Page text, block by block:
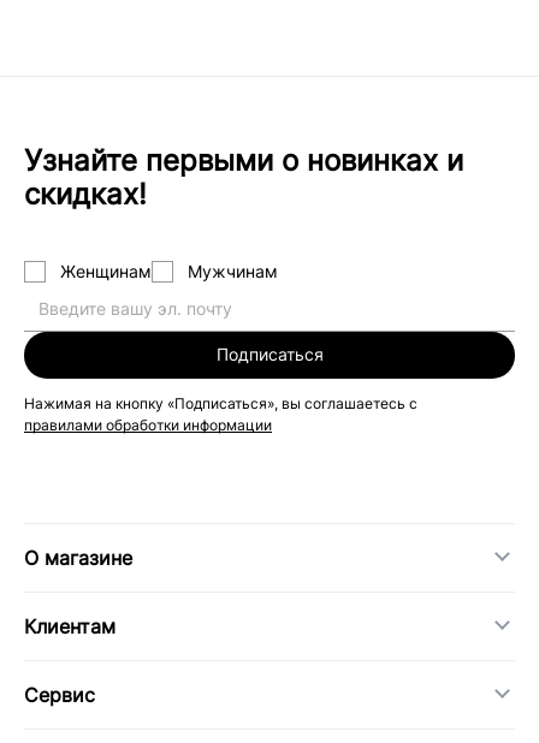
Узнайте первыми о новинках и
скидках!
Женщинам Мужчинам
Подписаться
Нажимая на кнопку «Подписаться», вы соглашаетесь с
правилами обработки информации
О магазине
Клиентам
Сервис